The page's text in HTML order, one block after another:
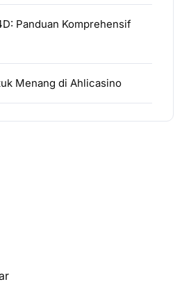
Panduan Komprehensif
Menang di Ahlicasino